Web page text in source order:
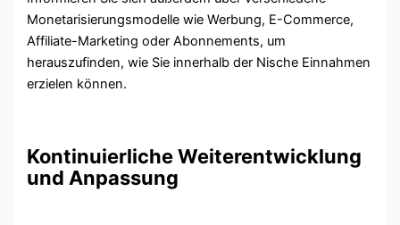
Monetarisierungsmodelle wie Werbung, E-Commerce,
Affiliate-Marketing oder Abonnements, um
herauszufinden, wie Sie innerhalb der Nische Einnahmen
erzielen können.
Kontinuierliche Weiterentwicklung
und Anpassung